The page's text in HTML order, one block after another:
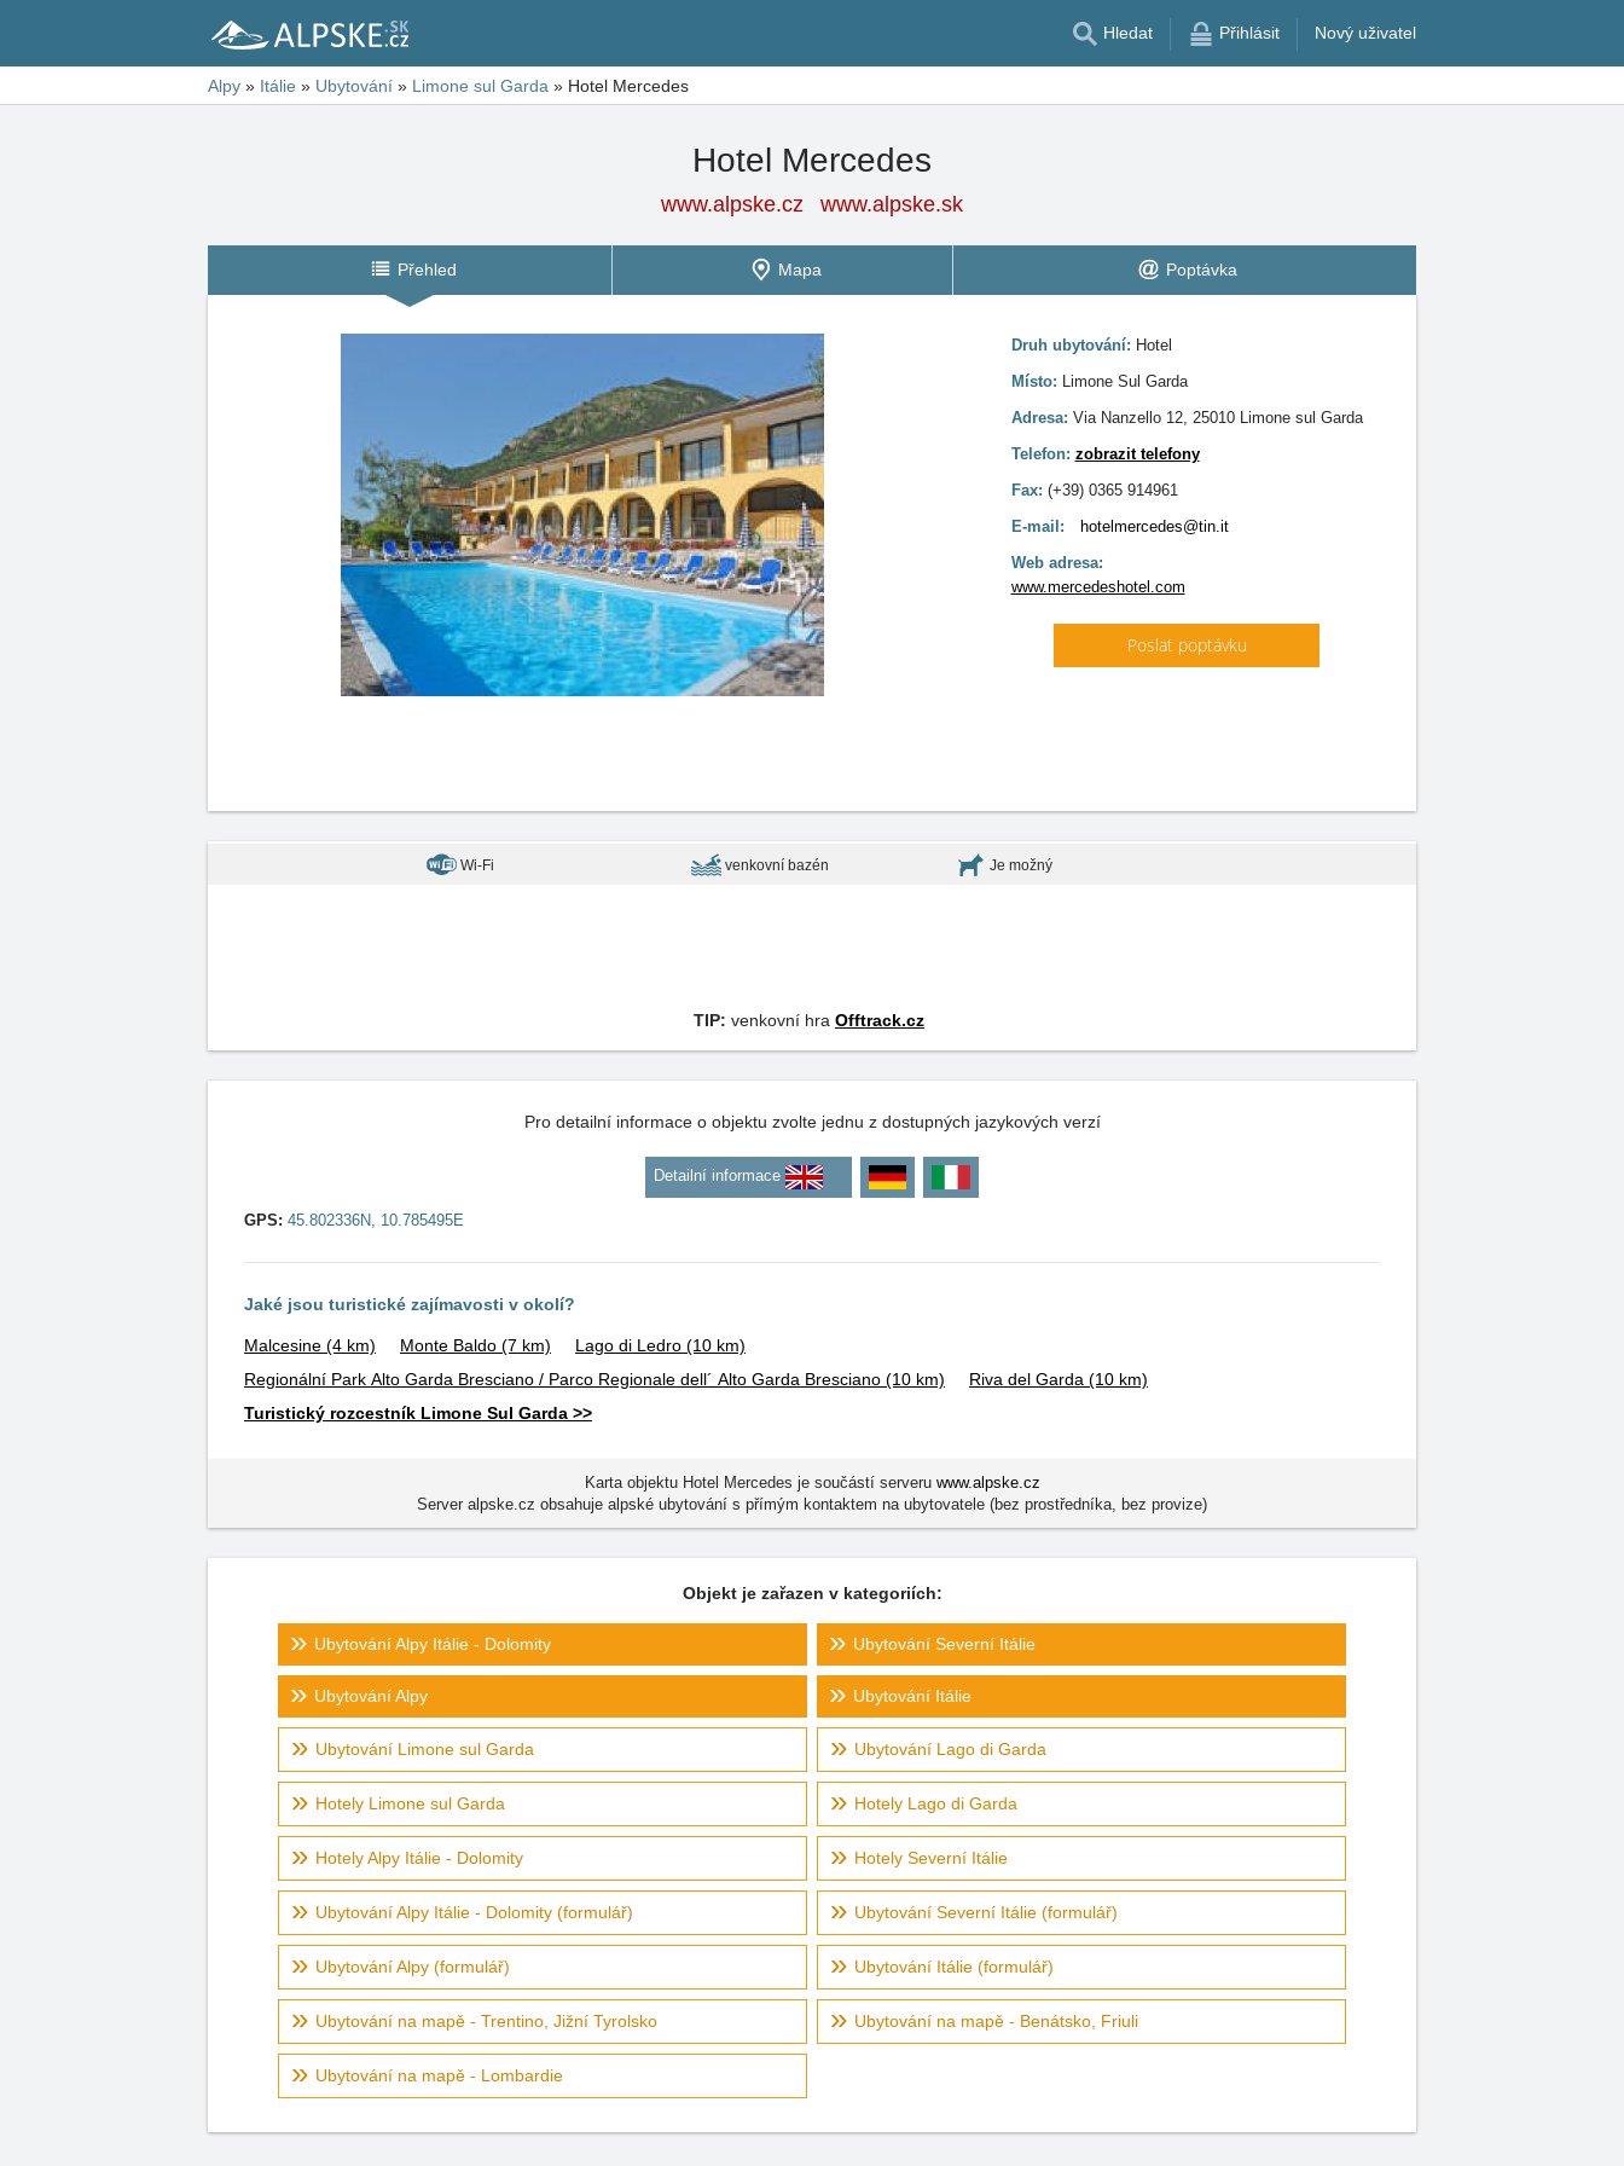
Hledat Přihlásit Nový uživatel
Alpy » Itálie » Ubytování » Limone sul Garda » Hotel Mercedes
Hotel Mercedes
www.alpske.cz www.alpske.sk
Přehled Mapa Poptávka
Druh ubytování: Hotel
Místo: Limone Sul Garda
Adresa: Via Nanzello 12, 25010 Limone sul Garda
Telefon: zobrazit telefony
Fax: (+39) 0365 914961
E-mail:
hotelmercedes@tin.it
Web adresa:
www.mercedeshotel.com
Poslat poptávku
Wi-Fi venkovní bazén Je možný
TIP: venkovní hra Offtrack.cz
Pro detailní informace o objektu zvolte jednu z dostupných jazykových verzí
Detailní informace
GPS: 45.802336N, 10.785495E
Jaké jsou turistické zajímavosti v okolí?
Malcesine (4 km) Monte Baldo (7 km) Lago di Ledro (10 km)
Regionální Park Alto Garda Bresciano / Parco Regionale dell´ Alto Garda Bresciano (10 km) Riva del Garda (10 km)
Turistický rozcestník Limone Sul Garda >>
Karta objektu Hotel Mercedes je součástí serveru www.alpske.cz
Server alpske.cz obsahuje alpské ubytování s přímým kontaktem na ubytovatele (bez prostředníka, bez provize)
Objekt je zařazen v kategoriích:
Ubytování Alpy Itálie - Dolomity Ubytování Severní Itálie
Ubytování Alpy Ubytování Itálie
Ubytování Limone sul Garda Ubytování Lago di Garda
Hotely Limone sul Garda Hotely Lago di Garda
Hotely Alpy Itálie - Dolomity Hotely Severní Itálie
Ubytování Alpy Itálie - Dolomity (formulář) Ubytování Severní Itálie (formulář)
Ubytování Alpy (formulář) Ubytování Itálie (formulář)
Ubytování na mapě - Trentino, Jižní Tyrolsko Ubytování na mapě - Benátsko, Friuli
Ubytování na mapě - Lombardie